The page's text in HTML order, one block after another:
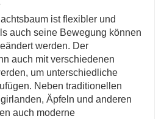
ist flexibler und
auch seine Bewegung können
werden. Der
auch mit verschiedenen
um unterschiedliche
Neben traditionellen
Äpfeln und anderen
auch moderne